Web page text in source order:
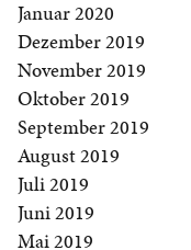
Januar 2020
Dezember 2019
November 2019
Oktober 2019
September 2019
August 2019
Juli 2019
Juni 2019
Mai 2019